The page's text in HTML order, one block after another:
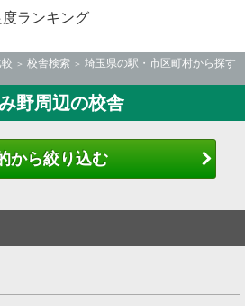
ランキング
校舎検索
埼玉県の駅・市区町村から探す
野周辺の校舎
から絞り込む